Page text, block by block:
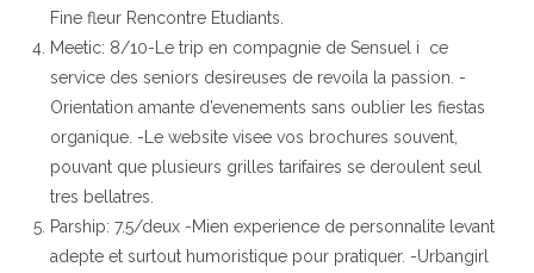
Fine fleur Rencontre Etudiants.
Meetic: 8/10-Le trip en compagnie de Sensuel i ce
service des seniors desireuses de revoila la passion. -
Orientation amante d’evenements sans oublier les fiestas
organique. -Le website visee vos brochures souvent,
pouvant que plusieurs grilles tarifaires se deroulent seul
tres bellatres.
Parship: 7.5/deux -Mien experience de personnalite levant
adepte et surtout humoristique pour pratiquer. -Urbangirl